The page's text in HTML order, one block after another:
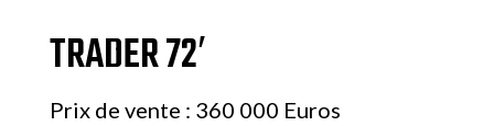
TRADER 72′
Prix de vente : 360 000 Euros